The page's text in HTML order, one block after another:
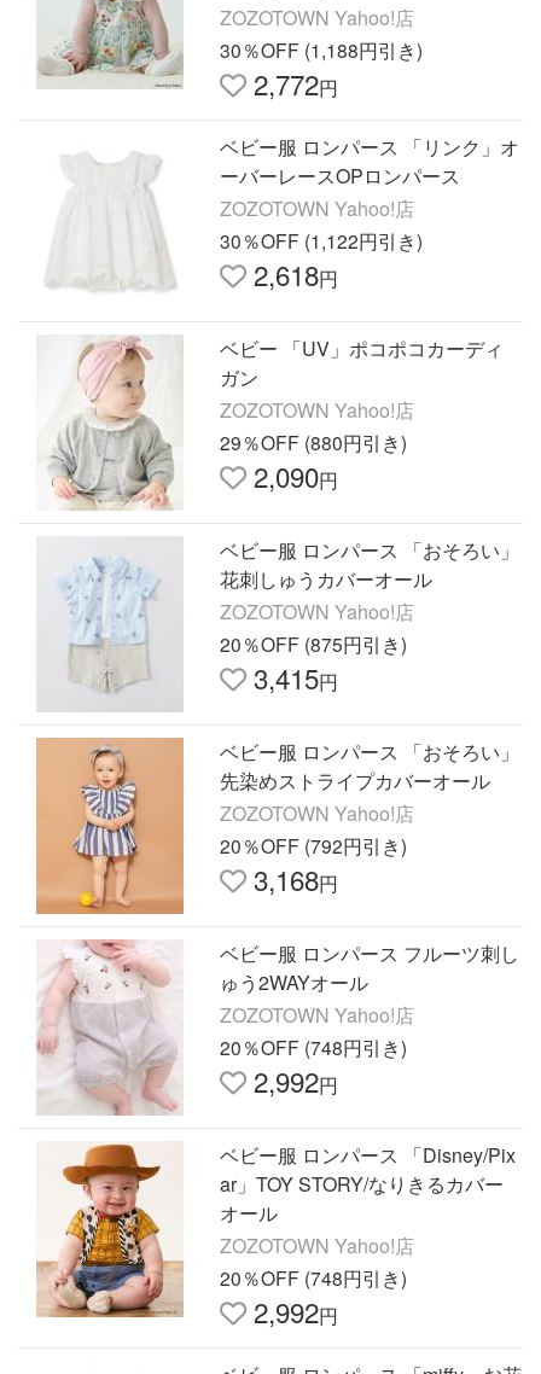
ZOZOTOWN Yahoo!店
30％OFF (1,188円引き)
2,772円
ベビー服 ロンパース 「リンク」オ
ーバーレースOPロンパース
ZOZOTOWN Yahoo!店
30％OFF (1,122円引き)
2,618円
ベビー 「UV」ポコポコカーディ
ガン
ZOZOTOWN Yahoo!店
29％OFF (880円引き)
2,090円
ベビー服 ロンパース 「おそろい」
花刺しゅうカバーオール
ZOZOTOWN Yahoo!店
20％OFF (875円引き)
3,415円
ベビー服 ロンパース 「おそろい」
先染めストライプカバーオール
ZOZOTOWN Yahoo!店
20％OFF (792円引き)
3,168円
ベビー服 ロンパース フルーツ刺し
ゅう2WAYオール
ZOZOTOWN Yahoo!店
20％OFF (748円引き)
2,992円
ベビー服 ロンパース 「Disney/Pix
ar」TOY STORY/なりきるカバー
オール
ZOZOTOWN Yahoo!店
20％OFF (748円引き)
2,992円